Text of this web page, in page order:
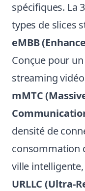
spécifiques. La
types de slices
eMBB
Conçue pour
streaming
mMTC
densité de
consommation
ville intelligente,
URLLC (Ultra-